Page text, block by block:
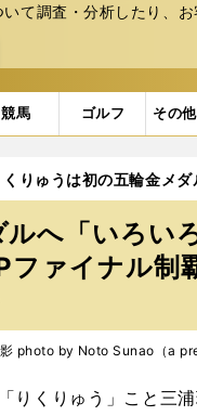
て調査・分析したり、
競馬 ゴルフ その
くりゅうは初の五輪金メ
へ「いろい
ファイナル制
photo by Noto Sunao（a
くりゅう」こと三